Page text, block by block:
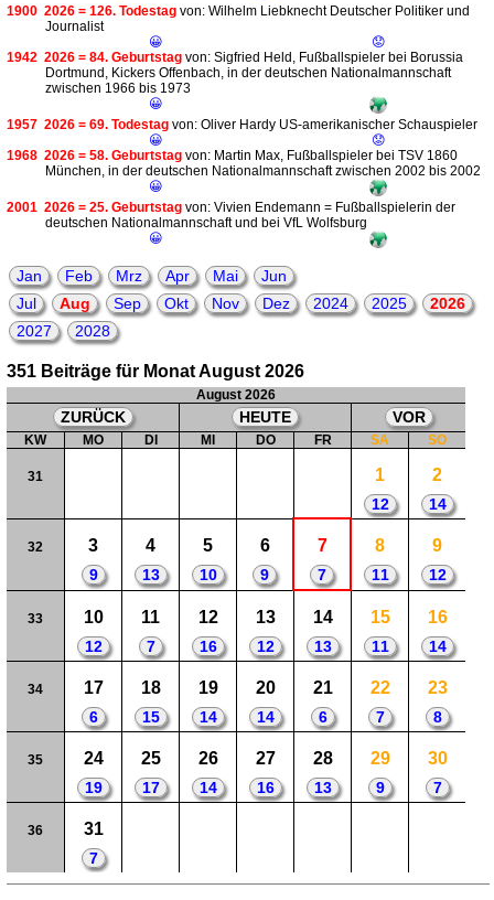
1900 2026 = 126. Todestag von: Wilhelm Liebknecht Deutscher Politiker und
Journalist
😀
😟
1942 2026 = 84. Geburtstag von: Sigfried Held, Fußballspieler bei Borussia
Dortmund, Kickers Offenbach, in der deutschen Nationalmannschaft
zwischen 1966 bis 1973
😀
1957 2026 = 69. Todestag von: Oliver Hardy US-amerikanischer Schauspieler
😀
😟
1968 2026 = 58. Geburtstag von: Martin Max, Fußballspieler bei TSV 1860
München, in der deutschen Nationalmannschaft zwischen 2002 bis 2002
😀
2001 2026 = 25. Geburtstag von: Vivien Endemann = Fußballspielerin der
deutschen Nationalmannschaft und bei VfL Wolfsburg
😀
Jan Feb Mrz Apr Mai
Jun
Jul
Aug Sep Okt Nov Dez 2024 2025
2026
2027
2028
351 Beiträge für Monat August 2026
August 2026
ZURÜCK HEUTE VOR
KW MO DI MI DO FR SA SO
31 1
12
2
14
32 3
9
4
13
5
10
6
9
7
7
8
11
9
12
33 10
12
11
7
12
16
13
12
14
13
15
11
16
14
34 17
6
18
15
19
14
20
14
21
6
22
7
23
8
35 24
19
25
17
26
14
27
16
28
13
29
9
30
7
36 31
7